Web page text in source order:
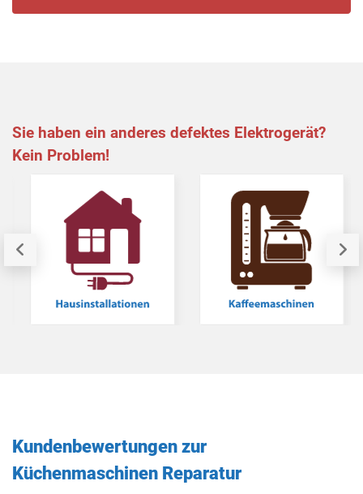
Sie haben ein anderes defektes Elektrogerät?
Kein Problem!
Kundenbewertungen zur
Küchenmaschinen Reparatur